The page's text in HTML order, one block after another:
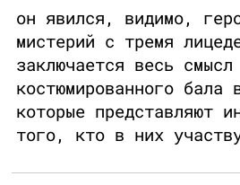
он явился, видимо,
мистерий с тремя
заключается весь смысл
костюмированного бала
которые представляют
того, кто в них